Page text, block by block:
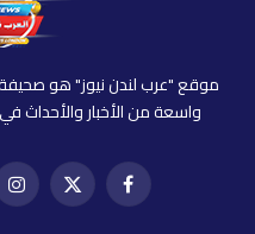
موقع "عرب لندن نيوز" هو
واسعة من الأخبار والأحداث
فيسبوكX